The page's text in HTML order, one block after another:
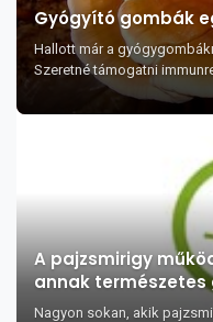
Gyógyító gombák
Hallott már a
Szeretné támogatni
A pajzsmirigy
annak
Nagyon sokan, akik